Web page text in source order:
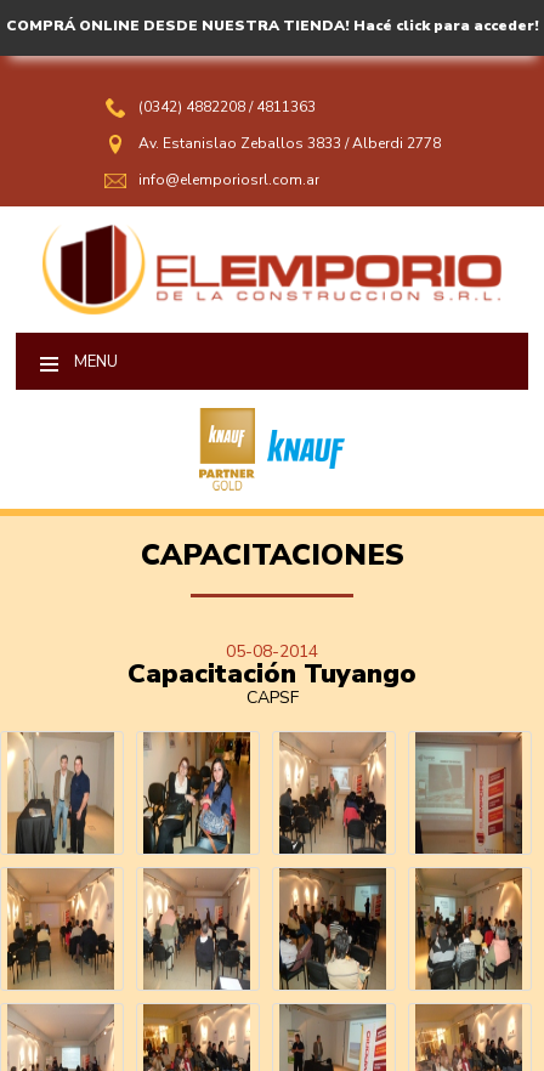
COMPRÁ ONLINE DESDE NUESTRA TIENDA! Hacé click para acceder!
(0342) 4882208/4811363
Av. Estanislao Zeballos 3833 /Alberdi 2778
info@elemporiosrl.com.ar
MENU
CAPACITACIONES
05-08-2014
Capacitación Tuyango
CAPSF